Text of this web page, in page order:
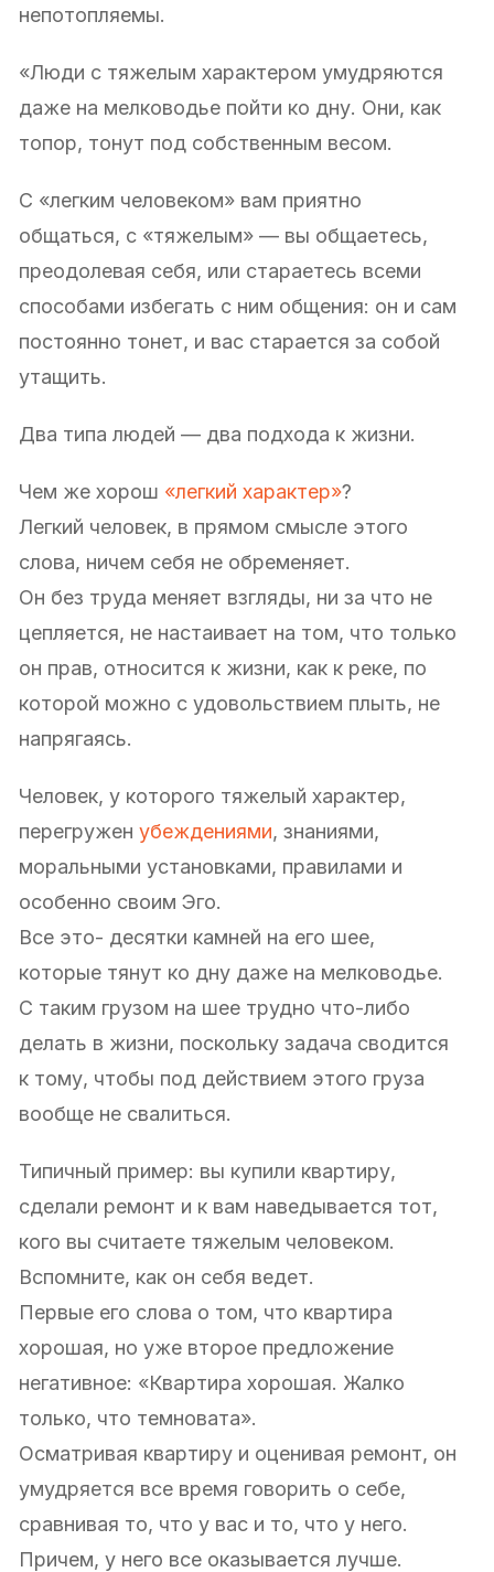
непотопляемы.
«Люди с тяжелым характером умудряются
даже на мелководье пойти ко дну. Они, как
топор, тонут под собственным весом.
С «легким человеком» вам приятно
общаться, с «тяжелым» — вы общаетесь,
преодолевая себя, или стараетесь всеми
способами избегать с ним общения: он и сам
постоянно тонет, и вас старается за собой
утащить.
Два типа людей — два подхода к жизни.
Чем же хорош «легкий характер»?
Легкий человек, в прямом смысле этого
слова, ничем себя не обременяет.
Он без труда меняет взгляды, ни за что не
цепляется, не настаивает на том, что только
он прав, относится к жизни, как к реке, по
которой можно с удовольствием плыть, не
напрягаясь.
Человек, у которого тяжелый характер,
перегружен убеждениями, знаниями,
моральными установками, правилами и
особенно своим Эго.
Все это- десятки камней на его шее,
которые тянут ко дну даже на мелководье.
С таким грузом на шее трудно что-либо
делать в жизни, поскольку задача сводится
к тому, чтобы под действием этого груза
вообще не свалиться.
Типичный пример: вы купили квартиру,
сделали ремонт и к вам наведывается тот,
кого вы считаете тяжелым человеком.
Вспомните, как он себя ведет.
Первые его слова о том, что квартира
хорошая, но уже второе предложение
негативное: «Квартира хорошая. Жалко
только, что темновата».
Осматривая квартиру и оценивая ремонт, он
умудряется все время говорить о себе,
сравнивая то, что у вас и то, что у него.
Причем, у него все оказывается лучше.